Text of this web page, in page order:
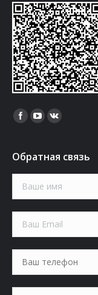
Найдите нас:
Обратная связь